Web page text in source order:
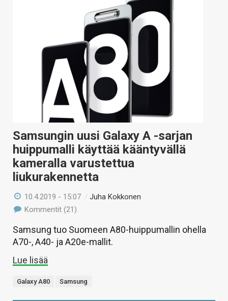
Samsungin uusi Galaxy A -sarjan
huippumalli käyttää kääntyvällä
kameralla varustettua
liukurakennetta
10.4.2019 - 15:07 /Juha Kokkonen
Kommentit (21)
Samsung tuo Suomeen A80-huippumallin ohella
A70-, A40- ja A20e-mallit.
Lue lisää
Galaxy A80 Samsung